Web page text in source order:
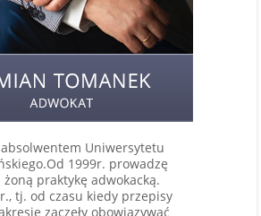
absolwentem Uniwersytetu
1999r. prowadzę
żoną praktykę adwokacką.
tj. od czasu kiedy przepisy
zaczęły obowiązywać